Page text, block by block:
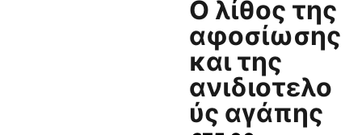
Ο λίθος της
αφοσίωσης
και της
ανιδιοτελο
ύς αγάπης